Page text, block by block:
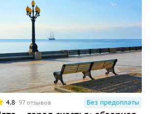
4.8 97 отзывов Без предоплаты